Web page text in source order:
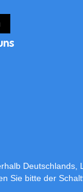
Deutschlands,
Sie bitte der